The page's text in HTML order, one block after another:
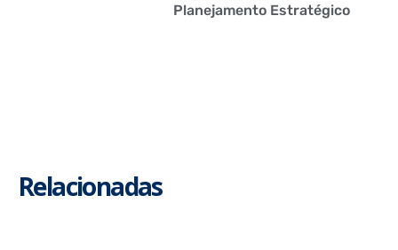
Planejamento Estratégico
Relacionadas